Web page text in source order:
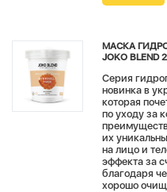
МАСКА
JOKO BLEND
Серия
новинка в
которая
по уходу за
их
на лицо и
эффекта за
благодаря
хорошо